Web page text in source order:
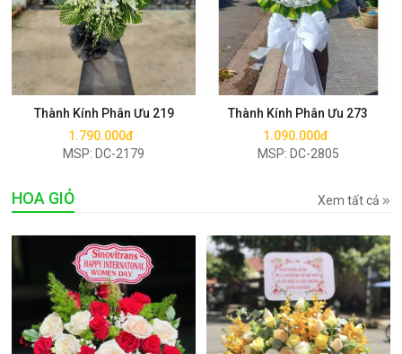
Thành Kính Phân Ưu 219
1.790.000đ
MSP: DC-2179
Mua ngay
Thành Kính Phân Ưu 273
1.090.000đ
MSP: DC-2805
Mua ngay
HOA GIỎ Xem tất cả